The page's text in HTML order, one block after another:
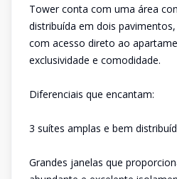
Tower conta com uma área
distribuída em dois
com acesso direto ao
exclusividade e comodidade.
Diferenciais que encantam:
3 suítes amplas e bem
Grandes janelas que